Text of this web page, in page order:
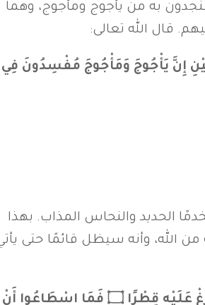
به من يأجوج ومأجوج، وهما
قال الله تعالى:
قَوْمًا لَا يَكَادُونَ يَفْقَهُونَ قَوْلًا ۝ قَالُوا يَا ذَا الْقَرْنَيْنِ إِنَّ يَأْجُوجَ وَمَأْجُوجَ مُفْسِدُونَ فِي
الحديد والنحاس المذاب. بهذا
الله، وأنه سيظل قائمًا حتى
{آتُونِي زُبَرَ الْحَدِيدِ ۖ حَتَّى إِذَا سَاوَى بَيْنَ الصَّدَفَيْنِ قَالَ انفُخُوا ۖ حَتَّى إِذَا جَعَلَهُ نَارًا قَالَ آتُونِي أُفْرِغْ عَلَيْهِ قِطْرًا ۝ فَمَا اسْطَاعُوا أَنْ